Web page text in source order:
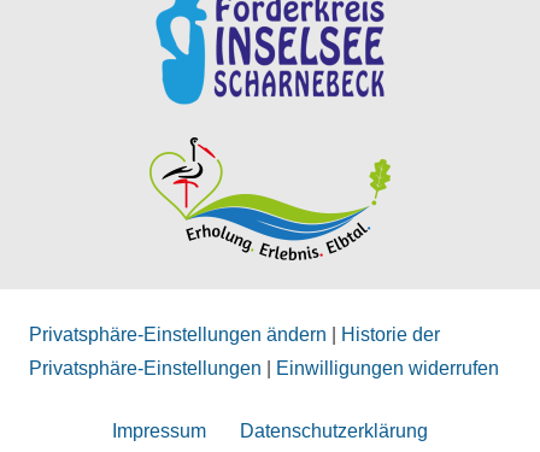
Privatsphäre-Einstellungen ändern
Historie der
Privatsphäre-Einstellungen
Einwilligungen widerrufen
Impressum Datenschutzerklärung